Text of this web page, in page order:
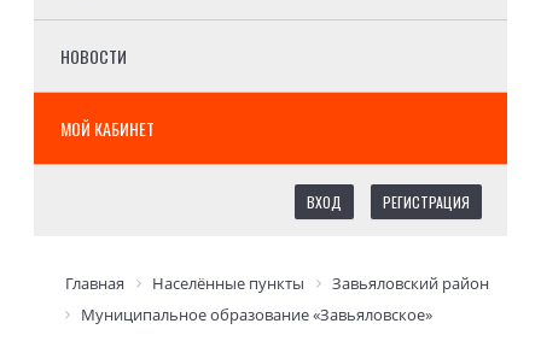
НОВОСТИ
МОЙ КАБИНЕТ
ВХОД РЕГИСТРАЦИЯ
Главная Населённые пункты
Завьяловский район
Муниципальное образование «Завьяловское»